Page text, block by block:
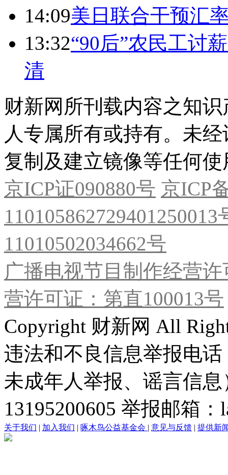
14:09美日联合干预汇
13:32“90后”农民工讨
清
财新网所刊载内容之知
人专属所有或持有。未
复制及建立镜像等任何使
京ICP证090880号 京ICP
11010502034662号
广播电视节目制作经营
营许可证：第直100013号
Copyright 财新网 All
违法和不良信息举报电
未成年人举报、谣言信
13195200605 举报邮箱
关于我们 | 加入我们 | 啄木鸟公益基金会 | 意见与反馈 | 提供新